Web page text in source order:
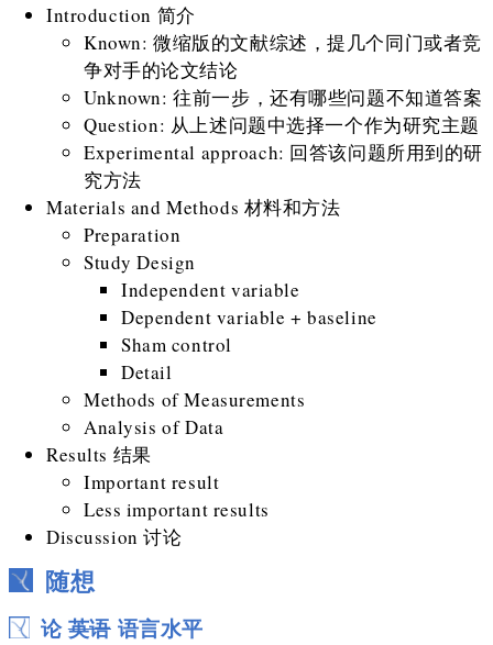
Introduction 简介
Known: 微缩版的文献综述，提几个同门或者竞
争对手的论文结论
Unknown: 往前一步，还有哪些问题不知道答案
Question: 从上述问题中选择一个作为研究主题
Experimental approach: 回答该问题所用到的研
究方法
Materials and Methods 材料和方法
Preparation
Study Design
Independent variable
Dependent variable + baseline
Sham control
Detail
Methods of Measurements
Analysis of Data
Results 结果
Important result
Less important results
Discussion 讨论
随想
论英语 语言水平